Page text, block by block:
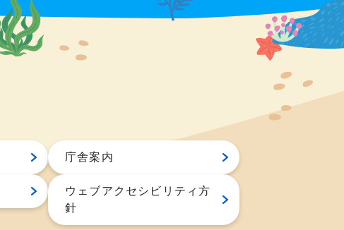
庁舎案内
ウェブアクセシビリティ方
針